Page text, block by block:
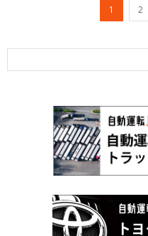
1 2